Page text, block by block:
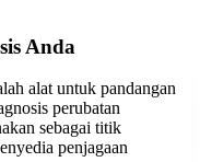
Anda
alat untuk pandangan
perubatan
sebagai titik
penjagaan